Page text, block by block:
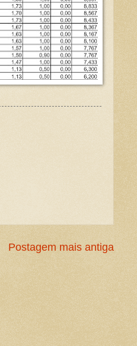
Postagem mais antiga